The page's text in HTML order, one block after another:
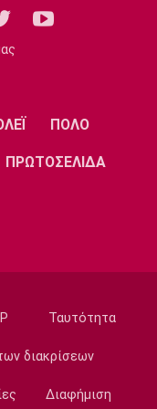
ματς με την
ΠΟΛΟ
ΠΡΩΤΟΣΕΛΙΔΑ
Ταυτότητα
διακρίσεων
Διαφήμιση